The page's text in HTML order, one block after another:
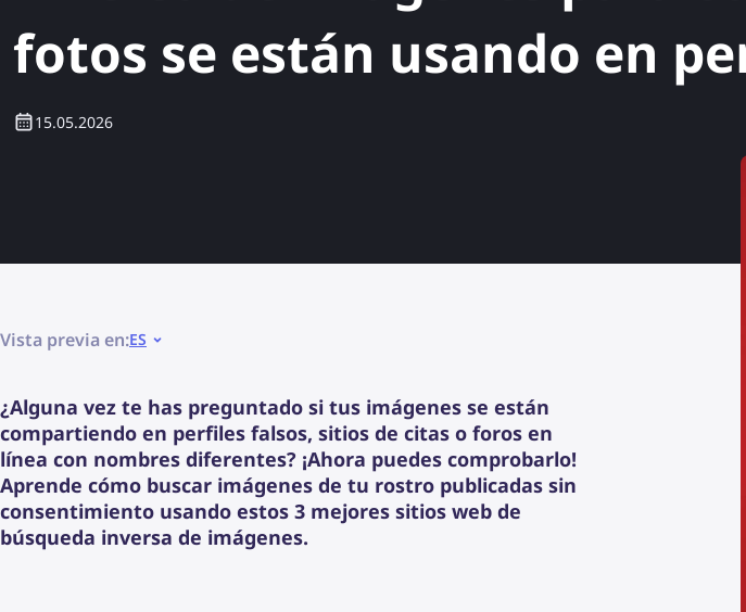
fotos se están usando en
15.05.2026
Vista previa en:ES
¿Alguna vez te has preguntado si tus imágenes se están
compartiendo en perfiles falsos, sitios de citas o foros en
línea con nombres diferentes? ¡Ahora puedes comprobarlo!
Aprende cómo buscar imágenes de tu rostro publicadas sin
consentimiento usando estos 3 mejores sitios web de
búsqueda inversa de imágenes.